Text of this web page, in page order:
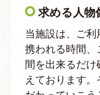
求める人物
当施設は、ご
携われる時間、
間を出来るだ
えております。